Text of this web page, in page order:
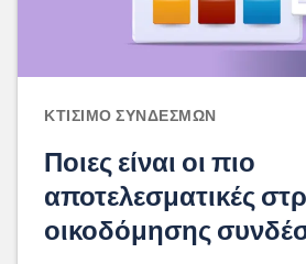
ΚΤΊΣΙΜΟ ΣΥΝΔΈΣΜΩΝ
Ποιες είναι οι πιο
αποτελεσματικές
οικοδόμησης